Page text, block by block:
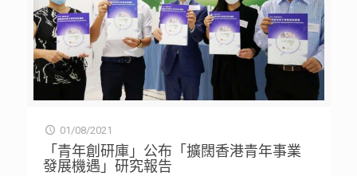
01/08/2021
「青年創研庫」公布「擴闊香港青年事業
發展機遇」研究報告